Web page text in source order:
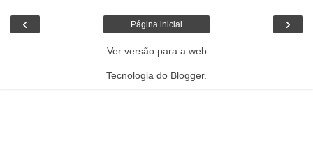
‹ ›
Página inicial
Ver versão para a web
Tecnologia do Blogger.